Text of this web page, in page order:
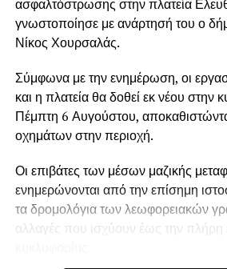
ασφαλτόστρωσης στην πλατεία
γνωστοποίησε με ανάρτησή του ο
Νίκος Χουρσαλάς.
Σύμφωνα με την ενημέρωση, οι
και η πλατεία θα δοθεί εκ νέου στην
Πέμπτη 6 Αυγούστου,
οχημάτων στην περιοχή.
Οι επιβάτες των μέσων μαζικής
ενημερώνονται από την επίσημη
τα δρομολόγια των λεωφορειακών
αλλαγές που ισχύουν έως την